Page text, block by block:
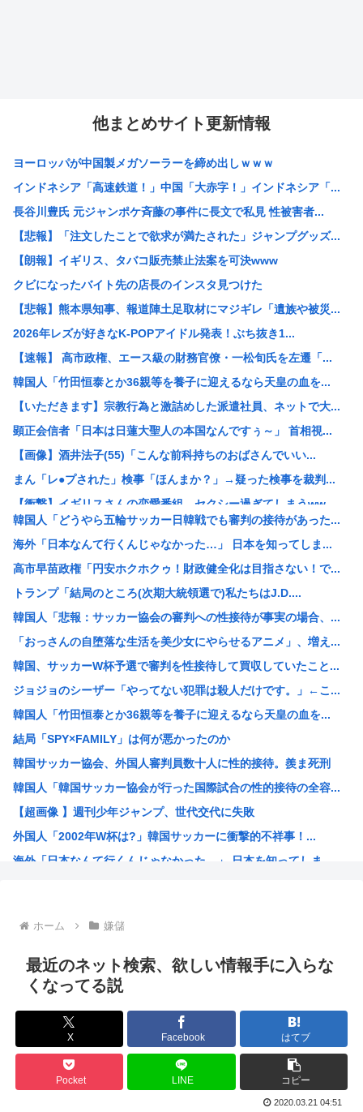
他まとめサイト更新情報
ヨーロッパが中国製メガソーラーを締め出しｗｗｗ
インドネシア「高速鉄道！」中国「大赤字！」インドネシア「...
長谷川豊氏 元ジャンポケ斉藤の事件に長文で私見 性被害者...
【悲報】「注文したことで欲求が満たされた」ジャンプグッズ...
【朗報】イギリス、タバコ販売禁止法案を可決www
クビになったバイト先の店長のインスタ見つけた
【悲報】熊本県知事、報道陣土足取材にマジギレ「遺族や被災...
2026年レズが好きなK-POPアイドル発表！ぶち抜き1...
【速報】 高市政権、エース級の財務官僚・一松旬氏を左遷「...
韓国人「竹田恒泰とか36親等を養子に迎えるなら天皇の血を...
【いただきます】宗教行為と激詰めした派遣社員、ネットで大...
顕正会信者「日本は日蓮大聖人の本国なんですぅ～」 首相視...
【画像】酒井法子(55)「こんな前科持ちのおばさんでいい...
まん「レ●プされた」検事「ほんまか？」→疑った検事を裁判...
【衝撃】イギリスさんの恋愛番組、セクシー過ぎてしまうww...
【悲報】福田雄一「新ケロロに福田組が出ます！」→爆死ちい...
【悲報】射殺された男性、最近母を亡くし精神的ショックを受...
愛煙家・岸谷蘭丸「喫煙者の権利がマジで侵害されてる」 「...
【AI】年商10億円を超える「ひとり親方」が急増
【悲報】保守党・百田代表、甲子園でインドネシア人が始球式...
タイ人12歳少女を60人の日本人にレ●プさせたおっさん、...
幼児どもが「ないのかよ！」「おいﾌｻﾞｹﾝﾅ！」とわめき...
【乞食速報】メキシコ麻薬カルテルのリーダーの情報提供で3...
韓国サッカー協会、外国人審判員数十人に性的接待。羨ま死刑
イスラエル「長崎の原爆は日本が侵略した天罰。少し仕返しさ...
【画像】色気たっぷりのヒッチハイカー、見つかるｗｗｗ
ウイグル人の女優が美人すぎる
【悲報】身元不明で病院に運ばれたオタク、待ち受けから「ラ...
【FLASH】妊娠中の田中みな実(39)にとんでもないF...
韓国人「どうやら五輪サッカー日韓戦でも審判の接待があった...
海外「日本なんて行くんじゃなかった…」 日本を知ってしま...
高市早苗政権「円安ホクホクゥ！財政健全化は目指さない！で...
トランプ「結局のところ(次期大統領選で)私たちはJ.D....
韓国人「悲報：サッカー協会の審判への性接待が事実の場合、...
「おっさんの自堕落な生活を美少女にやらせるアニメ」、増え...
韓国、サッカーW杯予選で審判を性接待して買収していたこと...
ジョジョのシーザー「やってない犯罪は殺人だけです。」←こ...
韓国人「竹田恒泰とか36親等を養子に迎えるなら天皇の血を...
結局「SPY×FAMILY」は何が悪かったのか
韓国サッカー協会、外国人審判員数十人に性的接待。羨ま死刑
韓国人「韓国サッカー協会が行った国際試合の性的接待の全容...
【超画像 】週刊少年ジャンプ、世代交代に失敗
外国人「2002年W杯は?」韓国サッカーに衝撃的不祥事！...
海外「日本なんて行くんじゃなかった…」 日本を知ってしま...
韓国人「韓国サッカー協会が行った国際試合の性的接待の全容...
【HUNTER×HUNTER】ヒソカさん、ビスケより弱か...
安倍昭恵「なんで安倍晋三が殺されたのか今でもわからない」
海外「日本なんて行くんじゃなかった…」 日本を知ってしま...
クルド人問題を訴えてきた河合ゆうすけ、埼玉県知事選挙に立...
ワンピースの「世界に5種しかない飛行能力」発言の謎が解け...
(ヽ´ん`)「ボルト3連覇って凄いな。12年間も世界一か...
ホーム 嫌儲
最近のネット検索、欲しい情報手に入らな
くなってる説
X Facebook はてブ
Pocket LINE コピー
2020.03.21 04:51